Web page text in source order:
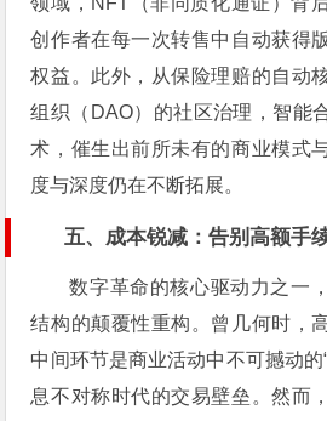
创作者在每一次转售中自动获得
权益。此外，从保险理赔的自动
组织（DAO）的社区治理，智能
术，催生出前所未有的商业模式
度与深度仍在不断拓展。
五、成本锐减：告别高额手
数字革命的核心驱动力之一
结构的颠覆性重构。曾几何时，
中间环节是商业活动中不可撼动的
息不对称时代的交易壁垒。然而